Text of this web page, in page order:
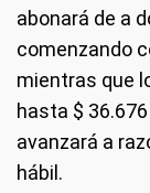
abonará de a
comenzando
mientras que
hasta $
avanzará a
hábil.